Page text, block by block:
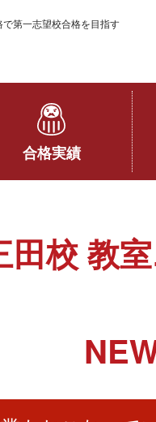
第一志望校合格を目指す
合格実績
田校 教